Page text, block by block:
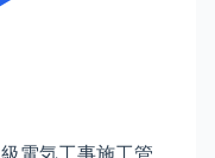
電気工事施工管